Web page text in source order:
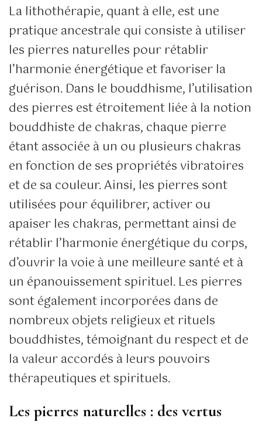
La lithothérapie, quant à elle, est une
pratique ancestrale qui consiste à utiliser
les pierres naturelles pour rétablir
l’harmonie énergétique et favoriser la
guérison. Dans le bouddhisme, l’utilisation
des pierres est étroitement liée à la notion
bouddhiste de chakras, chaque pierre
étant associée à un ou plusieurs chakras
en fonction de ses propriétés vibratoires
et de sa couleur. Ainsi, les pierres sont
utilisées pour équilibrer, activer ou
apaiser les chakras, permettant ainsi de
rétablir l’harmonie énergétique du corps,
d’ouvrir la voie à une meilleure santé et à
un épanouissement spirituel. Les pierres
sont également incorporées dans de
nombreux objets religieux et rituels
bouddhistes, témoignant du respect et de
la valeur accordés à leurs pouvoirs
thérapeutiques et spirituels.
Les pierres naturelles : des vertus